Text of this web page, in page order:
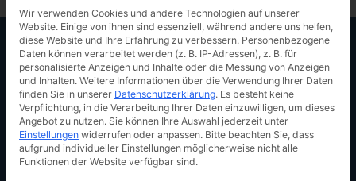
Kernbestandteile eines
Sanierungsgutachten nach
dem IDW S6-Standard
Wir verwenden Cookies und andere Technologien auf unserer
Website. Einige von ihnen sind essenziell, während andere uns helfen,
diese Website und Ihre Erfahrung zu verbessern. Personenbezogene
Daten können verarbeitet werden (z. B. IP-Adressen), z. B. für
personalisierte Anzeigen und Inhalte oder die Messung von Anzeigen
und Inhalten. Weitere Informationen über die Verwendung Ihrer Daten
finden Sie in unserer Datenschutzerklärung. Es besteht keine
Verpflichtung, in die Verarbeitung Ihrer Daten einzuwilligen, um dieses
Angebot zu nutzen. Sie können Ihre Auswahl jederzeit unter
Einstellungen widerrufen oder anpassen. Bitte beachten Sie, dass
aufgrund individueller Einstellungen möglicherweise nicht alle
Funktionen der Website verfügbar sind.